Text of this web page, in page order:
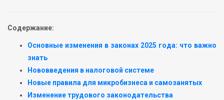
Содержание:
Основные изменения в законах 2025 года: что важно
знать
Нововведения в налоговой системе
Новые правила для микробизнеса и самозанятых
Изменение трудового законодательства